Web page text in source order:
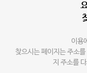
이용
찾으시는 페이지는 주소
지 주소를